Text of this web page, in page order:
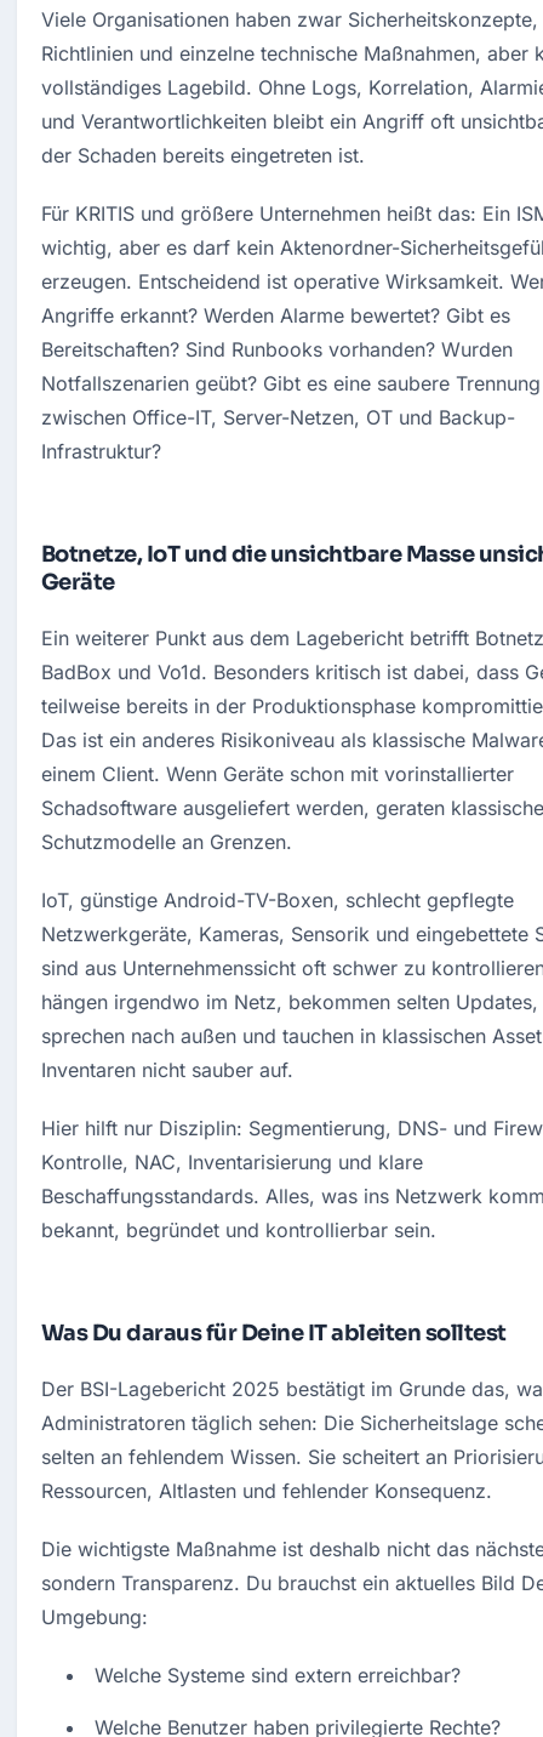
Viele Organisationen haben zwar Sicherheitskonzepte,
Richtlinien und einzelne technische Maßnahmen, aber
vollständiges Lagebild. Ohne Logs, Korrelation,
und Verantwortlichkeiten bleibt ein Angriff oft
der Schaden bereits eingetreten ist.
Für KRITIS und größere Unternehmen heißt das: Ein
wichtig, aber es darf kein Aktenordner-
erzeugen. Entscheidend ist operative Wirksamkeit.
Angriffe erkannt? Werden Alarme bewertet? Gibt es
Bereitschaften? Sind Runbooks vorhanden? Wurden
Notfallszenarien geübt? Gibt es eine saubere Trennung
zwischen Office-IT, Server-Netzen, OT und Backup-
Infrastruktur?
Botnetze, IoT und die unsichtbare Masse
Geräte
Ein weiterer Punkt aus dem Lagebericht betrifft
BadBox und Vo1d. Besonders kritisch ist dabei, dass
teilweise bereits in der Produktionsphase
Das ist ein anderes Risikoniveau als klassische
einem Client. Wenn Geräte schon mit vorinstallierter
Schadsoftware ausgeliefert werden, geraten klassische
Schutzmodelle an Grenzen.
IoT, günstige Android-TV-Boxen, schlecht gepflegte
Netzwerkgeräte, Kameras, Sensorik und eingebettete
sind aus Unternehmenssicht oft schwer zu
hängen irgendwo im Netz, bekommen selten Updates,
sprechen nach außen und tauchen in klassischen
Inventaren nicht sauber auf.
Hier hilft nur Disziplin: Segmentierung, DNS- und
Kontrolle, NAC, Inventarisierung und klare
Beschaffungsstandards. Alles, was ins Netzwerk
bekannt, begründet und kontrollierbar sein.
Was Du daraus für Deine IT ableiten solltest
Der BSI-Lagebericht 2025 bestätigt im Grunde das,
Administratoren täglich sehen: Die Sicherheitslage
selten an fehlendem Wissen. Sie scheitert an
Ressourcen, Altlasten und fehlender Konsequenz.
Die wichtigste Maßnahme ist deshalb nicht das
sondern Transparenz. Du brauchst ein aktuelles Bild
Umgebung:
Welche Systeme sind extern erreichbar?
Welche Benutzer haben privilegierte Rechte?